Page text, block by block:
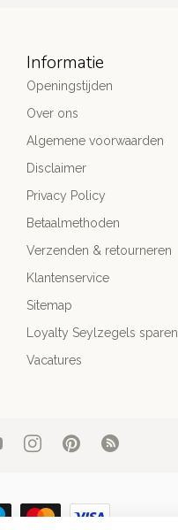
Informatie
Openingstijden
Over ons
Algemene voorwaarden
Disclaimer
Privacy Policy
Betaalmethoden
Verzenden & retourneren
Klantenservice
Sitemap
Loyalty Seylzegels sparen
Vacatures